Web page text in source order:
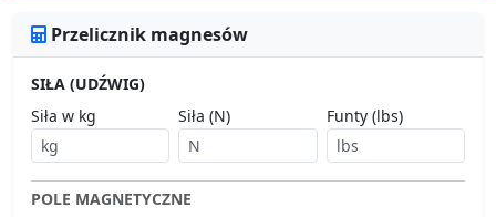
Przelicznik magnesów
SIŁA (UDŹWIG)
Siła w kg
Siła (N) Funty (lbs)
POLE MAGNETYCZNE